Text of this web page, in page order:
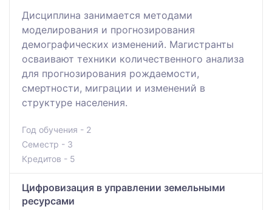
Дисциплина занимается методами
моделирования и прогнозирования
демографических изменений. Магистранты
осваивают техники количественного анализа
для прогнозирования рождаемости,
смертности, миграции и изменений в
структуре населения.
Год обучения - 2
Семестр - 3
Кредитов - 5
Цифровизация в управлении земельными
ресурсами